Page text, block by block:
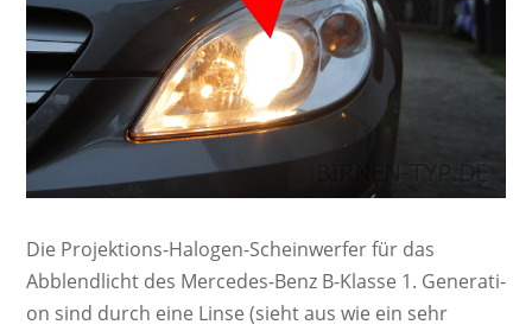
Die Pro­jek­ti­ons-Ha­lo­gen-Schein­werf­er für das
Abblendlicht des Mercedes-Benz B-Klasse 1. Ge­ne­ra­ti­
on sind durch eine Linse (sieht aus wie ein sehr